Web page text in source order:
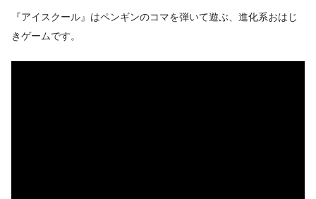
『アイスクール』はペンギンのコマを弾いて遊ぶ、進化系おはじ
きゲームです。